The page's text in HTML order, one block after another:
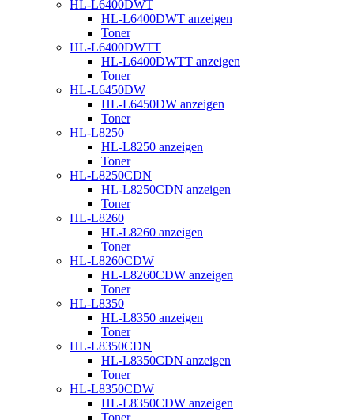
HL-L6400DWT
HL-L6400DWT anzeigen
Toner
HL-L6400DWTT
HL-L6400DWTT anzeigen
Toner
HL-L6450DW
HL-L6450DW anzeigen
Toner
HL-L8250
HL-L8250 anzeigen
Toner
HL-L8250CDN
HL-L8250CDN anzeigen
Toner
HL-L8260
HL-L8260 anzeigen
Toner
HL-L8260CDW
HL-L8260CDW anzeigen
Toner
HL-L8350
HL-L8350 anzeigen
Toner
HL-L8350CDN
HL-L8350CDN anzeigen
Toner
HL-L8350CDW
HL-L8350CDW anzeigen
Toner